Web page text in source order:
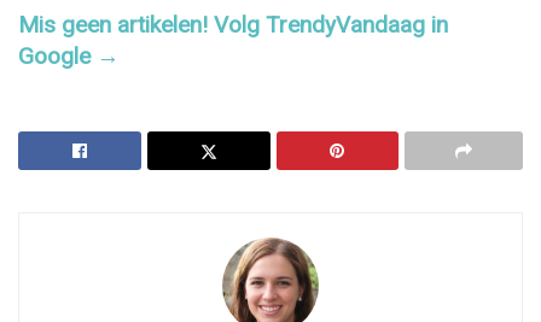
Mis geen artikelen! Volg TrendyVandaag in
Google →